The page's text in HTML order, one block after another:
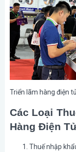
Triển lãm hàng điện
Các Loại
Hàng Điện
Thuế nhập